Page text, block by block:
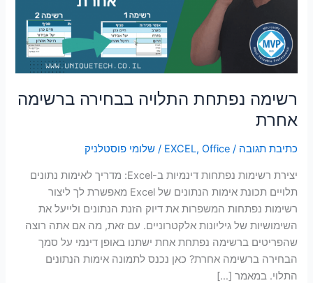
סמן קישורים
לאפס
את
cached
רשימה נפתחת התלויה בבחירה ברשימה
אחרת
כתיבת תגובה /
EXCEL, Office
/שלומי פוסטלניק
יצירת רשימות נפתחות דינמיות ב-Excel: מדריך לאימות נתונים
תלויים תכונת אימות הנתונים של Excel מאפשרת לך ליצור
רשימות נפתחות המשפרות את דיוק הזנת הנתונים ולייעל את
השימושיות של גיליונות אלקטרוניים. עם זאת, מה אם אתה רוצה
שהפריטים ברשימה נפתחת אחת ישתנו באופן דינמי על סמך
הבחירה ברשימה אחרת? כאן נכנס לתמונה אימות הנתונים
התלוי. במאמר […]